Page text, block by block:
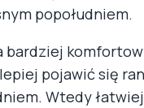
popołudniem.
bardziej
pojawić się
Wtedy